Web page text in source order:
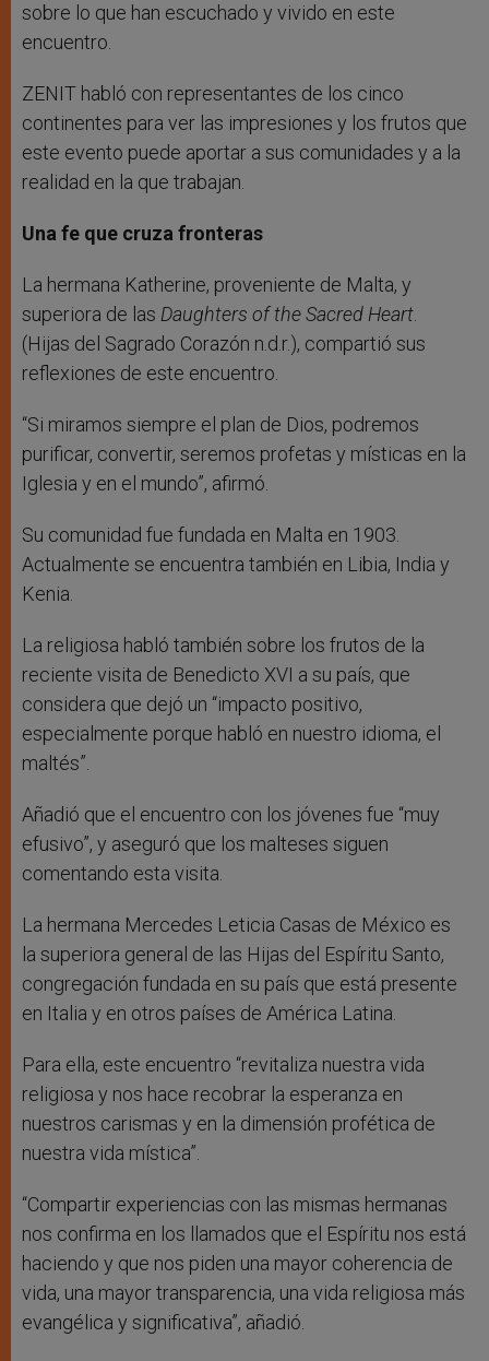
sobre lo que han escuchado y vivido en este
encuentro.
ZENIT habló con representantes de los cinco
continentes para ver las impresiones y los frutos que
este evento puede aportar a sus comunidades y a la
realidad en la que trabajan.
Una fe que cruza fronteras
La hermana Katherine, proveniente de Malta, y
superiora de las Daughters of the Sacred Heart.
(Hijas del Sagrado Corazón n.d.r.), compartió sus
reflexiones de este encuentro.
“Si miramos siempre el plan de Dios, podremos
purificar, convertir, seremos profetas y místicas en la
Iglesia y en el mundo”, afirmó.
Su comunidad fue fundada en Malta en 1903.
Actualmente se encuentra también en Libia, India y
Kenia.
La religiosa habló también sobre los frutos de la
reciente visita de Benedicto XVI a su país, que
considera que dejó un “impacto positivo,
especialmente porque habló en nuestro idioma, el
maltés”.
Añadió que el encuentro con los jóvenes fue “muy
efusivo”, y aseguró que los malteses siguen
comentando esta visita.
La hermana Mercedes Leticia Casas de México es
la superiora general de las Hijas del Espíritu Santo,
congregación fundada en su país que está presente
en Italia y en otros países de América Latina.
Para ella, este encuentro “revitaliza nuestra vida
religiosa y nos hace recobrar la esperanza en
nuestros carismas y en la dimensión profética de
nuestra vida mística”.
“Compartir experiencias con las mismas hermanas
nos confirma en los llamados que el Espíritu nos está
haciendo y que nos piden una mayor coherencia de
vida, una mayor transparencia, una vida religiosa más
evangélica y significativa”, añadió.